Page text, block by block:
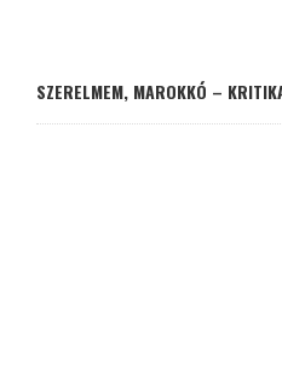
SZERELMEM, MAROKKÓ –